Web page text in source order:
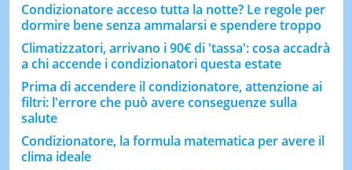
Condizionatore acceso tutta la notte? Le regole per
dormire bene senza ammalarsi e spendere troppo
Climatizzatori, arrivano i 90€ di 'tassa': cosa accadrà
a chi accende i condizionatori questa estate
Prima di accendere il condizionatore, attenzione ai
filtri: l'errore che può avere conseguenze sulla
salute
Condizionatore, la formula matematica per avere il
clima ideale